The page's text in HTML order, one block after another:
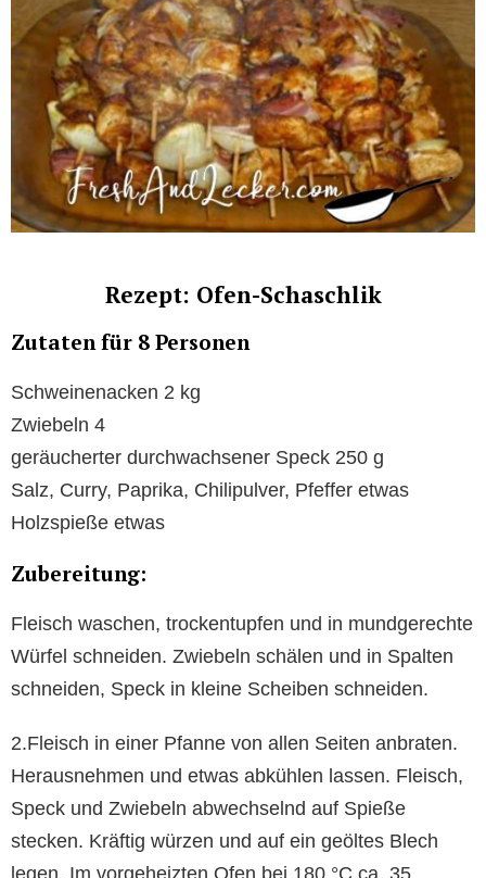
Rezept: Ofen-Schaschlik
Zutaten für 8 Personen
Schweinenacken 2 kg
Zwiebeln 4
geräucherter durchwachsener Speck 250 g
Salz, Curry, Paprika, Chilipulver, Pfeffer etwas
Holzspieße etwas
Zubereitung:
Fleisch waschen, trockentupfen und in mundgerechte
Würfel schneiden. Zwiebeln schälen und in Spalten
schneiden, Speck in kleine Scheiben schneiden.
2.Fleisch in einer Pfanne von allen Seiten anbraten.
Herausnehmen und etwas abkühlen lassen. Fleisch,
Speck und Zwiebeln abwechselnd auf Spieße
stecken. Kräftig würzen und auf ein geöltes Blech